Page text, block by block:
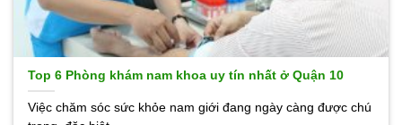
Top 6 Phòng khám nam khoa uy tín nhất ở Quận 10
Việc chăm sóc sức khỏe nam giới đang ngày càng được chú